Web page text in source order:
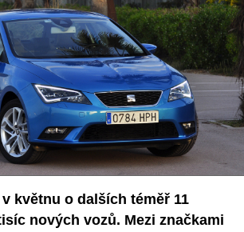
květnu o dalších téměř 11
nových vozů. Mezi značkami